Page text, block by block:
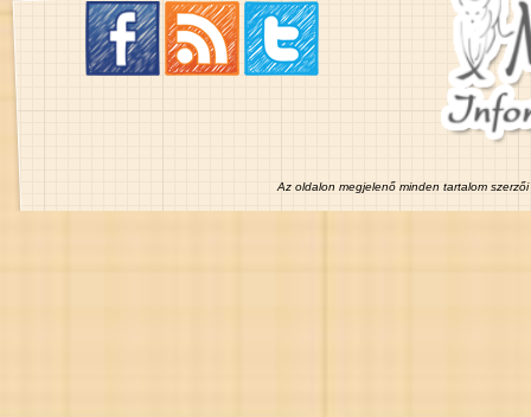
Az oldalon megjelenő minden tartalom